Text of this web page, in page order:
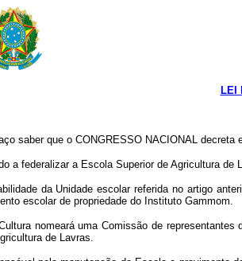
LEI
saber que o CONGRESSO NACIONAL decreta
a federalizar a Escola Superior de Agricultura
da Unidade escolar referida no artigo
escolar de propriedade do Instituto Gammom.
nomeará uma Comissão de
de Lavras.